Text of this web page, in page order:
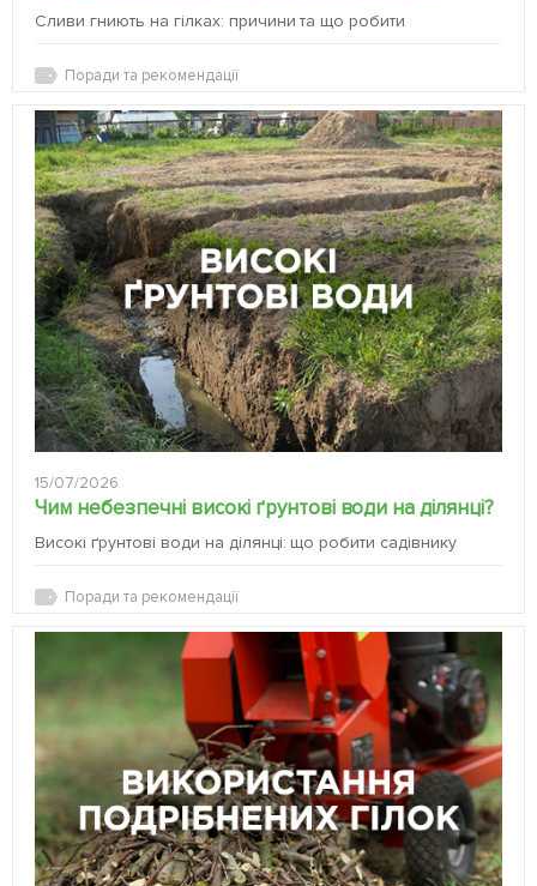
Сливи гниють на гілках: причини та що робити
Поради та рекомендації
15/07/2026
Чим небезпечні високі ґрунтові води на ділянці?
Високі ґрунтові води на ділянці: що робити садівнику
Поради та рекомендації